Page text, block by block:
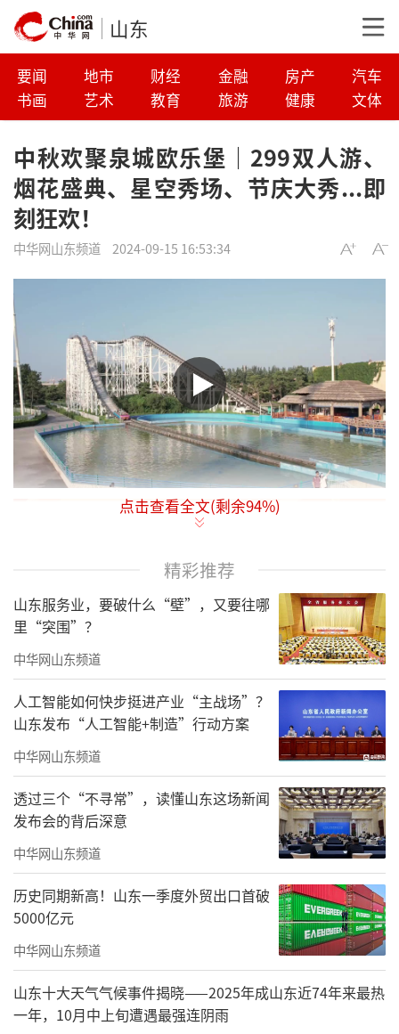
山东
要闻 地市 财经 金融 房产
汽车
书画
艺术 教育 旅游 健康 文体
中秋欢聚泉城欧乐堡｜299双人游、
烟花盛典、星空秀场、节庆大秀...即
刻狂欢！
中华网山东频道 2024-09-15 16:53:34
中秋月圆人团圆
9月15日-17日每晚19：40
欧乐堡璀璨烟花盛典
绚烂中秋之夜，共庆团圆美好时刻
点击查看全文(剩余94%)
精彩推荐
山东服务业，要破什么“壁”，又要往哪
里“突围”？
中华网山东频道
人工智能如何快步挺进产业“主战场”？
山东发布“人工智能+制造”行动方案
中华网山东频道
透过三个“不寻常”，读懂山东这场新闻
发布会的背后深意
中华网山东频道
历史同期新高！山东一季度外贸出口首破
5000亿元
中华网山东频道
山东十大天气气候事件揭晓——2025年成山东近74年来最热
一年，10月中上旬遭遇最强连阴雨